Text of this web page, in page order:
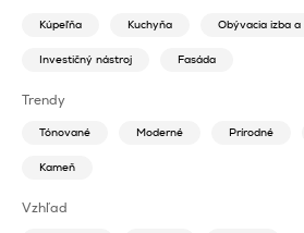
Kúpeľňa Kuchyňa Obývacia izba a
Investičný nástroj Fasáda
Trendy
Tónované Moderné Prírodné
Kameň
Vzhľad